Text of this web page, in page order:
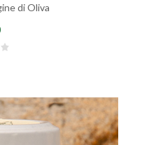
di Oliva